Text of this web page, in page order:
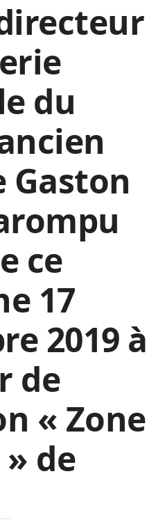
du
ce
17
2019 à
de
« Zone
de